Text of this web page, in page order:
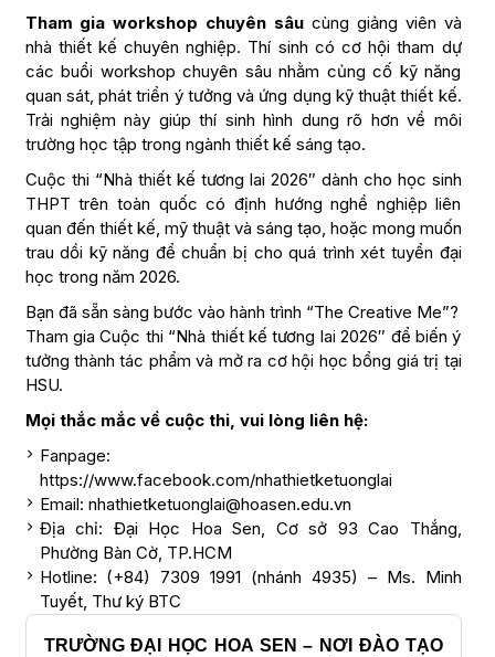
Tham gia workshop chuyên sâu cùng giảng viên và
nhà thiết kế chuyên nghiệp. Thí sinh có cơ hội tham dự
các buổi workshop chuyên sâu nhằm củng cố kỹ năng
quan sát, phát triển ý tưởng và ứng dụng kỹ thuật thiết kế.
Trải nghiệm này giúp thí sinh hình dung rõ hơn về môi
trường học tập trong ngành thiết kế sáng tạo.
Cuộc thi “Nhà thiết kế tương lai 2026″ dành cho học sinh
THPT trên toàn quốc có định hướng nghề nghiệp liên
quan đến thiết kế, mỹ thuật và sáng tạo, hoặc mong muốn
trau dồi kỹ năng để chuẩn bị cho quá trình xét tuyển đại
học trong năm 2026.
Bạn đã sẵn sàng bước vào hành trình “The Creative Me”?
Tham gia Cuộc thi “Nhà thiết kế tương lai 2026″ để biến ý
tưởng thành tác phẩm và mở ra cơ hội học bổng giá trị tại
HSU.
Mọi thắc mắc về cuộc thi, vui lòng liên hệ:
Fanpage:
https://www.facebook.com/nhathietketuonglai
Email: nhathietketuonglai@hoasen.edu.vn
Địa chỉ: Đại Học Hoa Sen, Cơ sở 93 Cao Thắng,
Phường Bàn Cờ, TP.HCM
Hotline: (+84) 7309 1991 (nhánh 4935) – Ms. Minh
Tuyết, Thư ký BTC
TRƯỜNG ĐẠI HỌC HOA SEN – NƠI ĐÀO TẠO